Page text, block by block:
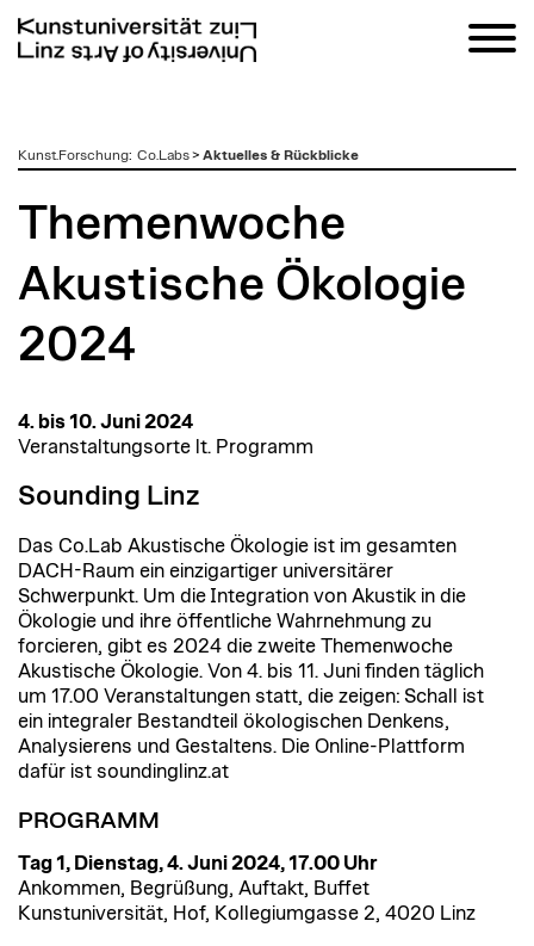
zumKunst.Forschung: Co.Labs> Aktuelles & Rückblicke
Themenwoche
Akustische Ökologie
2024
4. bis 10. Juni 2024
Veranstaltungsorte lt. Programm
Sounding Linz
Das Co.Lab Akustische Ökologie ist im gesamten
DACH-Raum ein einzigartiger universitärer
Schwerpunkt. Um die Integration von Akustik in die
Ökologie und ihre öffentliche Wahrnehmung zu
forcieren, gibt es 2024 die zweite Themenwoche
Akustische Ökologie. Von 4. bis 11. Juni finden täglich
um 17.00 Veranstaltungen statt, die zeigen: Schall ist
ein integraler Bestandteil ökologischen Denkens,
Analysierens und Gestaltens. Die Online-Plattform
dafür ist soundinglinz.at
PROGRAMM
Tag 1, Dienstag, 4. Juni 2024, 17.00 Uhr
Ankommen, Begrüßung, Auftakt, Buffet
Kunstuniversität, Hof, Kollegiumgasse 2, 4020 Linz